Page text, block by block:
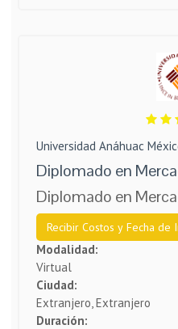
Universidad Anáhuac
Diplomado en
Diplomado en
Recibir Costos y Fecha de
Modalidad:
Virtual
Ciudad:
Extranjero, Extranjero
Duración: